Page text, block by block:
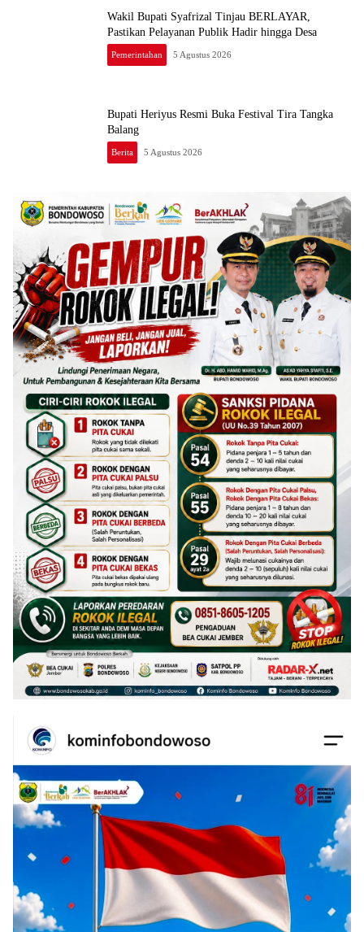
Wakil Bupati Syafrizal Tinjau BERLAYAR,
Pastikan Pelayanan Publik Hadir hingga Desa
Pemerintahan 5 Agustus 2026
Bupati Heriyus Resmi Buka Festival Tira Tangka
Balang
Berita 5 Agustus 2026